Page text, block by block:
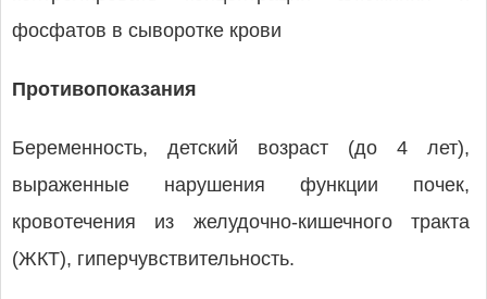
фосфатов в сыворотке крови
Противопоказания
Беременность, детский возраст (до 4 лет),
выраженные нарушения функции почек,
кровотечения из желудочно-кишечного тракта
(ЖКТ), гиперчувствительность.